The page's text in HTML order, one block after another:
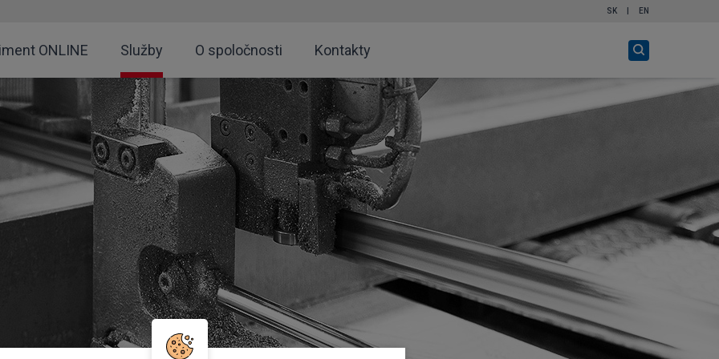
SK EN
ONLINE Služby O spoločnosti Kontakty
vyhľadávanie